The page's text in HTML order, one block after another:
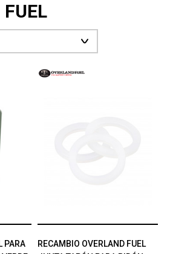
FUEL
PARA
RECAMBIO OVERLAND FUEL